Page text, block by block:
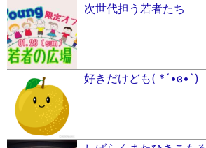
次世代担う若者たち
好きだけども( *´•ɞ•`)